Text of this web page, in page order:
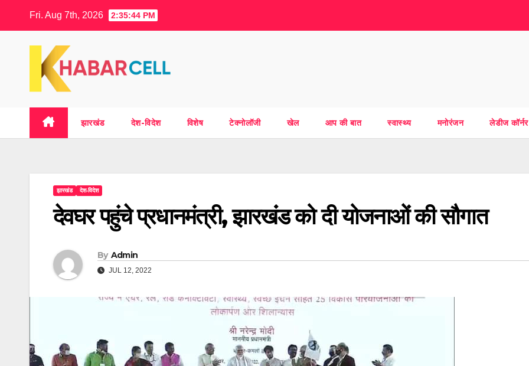
content
Fri. Aug 7th, 2026 2:35:46 PM
झारखंड देश-विदेश विशेष टेक्नोलॉजी खेल आप की बात स्वास्थ्य मनोरंजन लेडीज कॉर्नर
झारखंड देश-विदेश
देवघर पहुंचे प्रधानमंत्री, झारखंंड को दी योजनाओं की सौगात
By Admin
JUL 12, 2022